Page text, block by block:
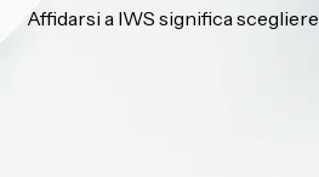
Affidarsi a IWS significa